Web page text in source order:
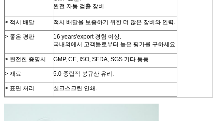
완전 자동 검출 장비.
> 적시 배달 적시 배달을 보증하기 위한 더 많은 장비와 인력.
> 좋은 평판
16 years'export 경험 이상.
국내외에서 고객들로부터 높은 평가를 구하세요.
> 완전한 증명서 GMP, CE, ISO, SFDA, SGS 기타 등등.
> 재료 5.0 중립적 붕규산 유리.
> 표면 처리 실크스크린 인쇄.